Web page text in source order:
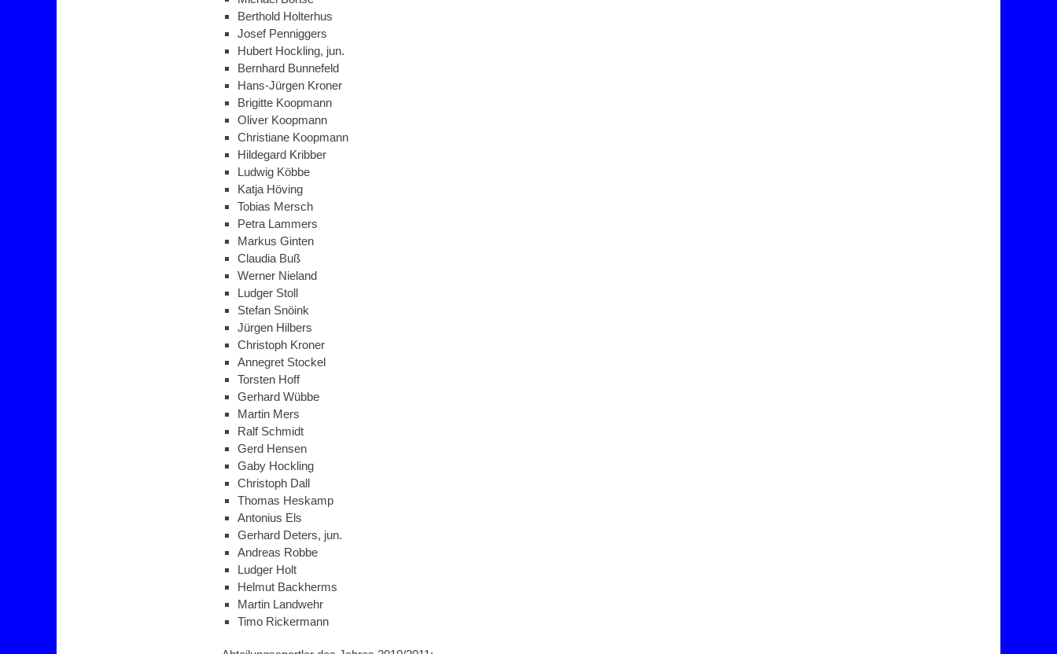
Berthold Holterhus
Josef Penniggers
Hubert Hockling, jun.
Bernhard Bunnefeld
Hans-Jürgen Kroner
Brigitte Koopmann
Oliver Koopmann
Christiane Koopmann
Hildegard Kribber
Ludwig Köbbe
Katja Höving
Tobias Mersch
Petra Lammers
Markus Ginten
Claudia Buß
Werner Nieland
Ludger Stoll
Stefan Snöink
Jürgen Hilbers
Christoph Kroner
Annegret Stockel
Torsten Hoff
Gerhard Wübbe
Martin Mers
Ralf Schmidt
Gerd Hensen
Gaby Hockling
Christoph Dall
Thomas Heskamp
Antonius Els
Gerhard Deters, jun.
Andreas Robbe
Ludger Holt
Helmut Backherms
Martin Landwehr
Timo Rickermann